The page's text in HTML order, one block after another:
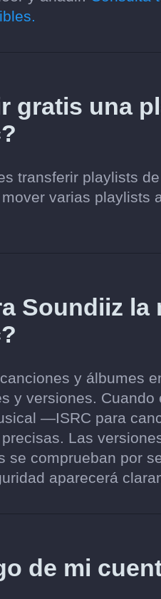
gratis una
transferir playlists
varias playlists
Soundiiz la
y álbumes
y versiones.
—ISRC para
Las
se comprueban por
aparecerá
de mi